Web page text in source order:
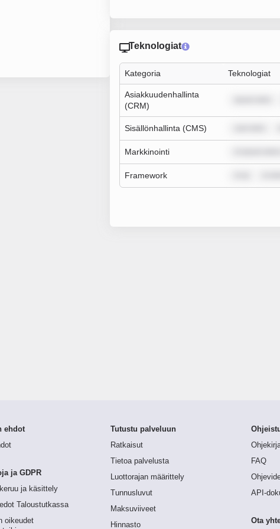
Teknologiat
Kategoria Teknologiat
Asiakkuudenhallinta
(CRM)
Sisällönhallinta (CMS)
Markkinointi
Framework
ehdot
ja GDPR
keruu ja käsittely
Taloustutkassa
oikeudet
Tutustu palveluun
Ratkaisut
Tietoa palvelusta
Luottorajan määrittely
Tunnusluvut
Maksuviiveet
Hinnasto
FAQ
API-
Ota